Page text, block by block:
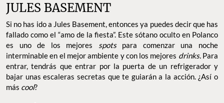
JULES BASEMENT
Si no has ido a Jules Basement, entonces ya puedes decir que has
fallado como el “amo de la fiesta”. Este sótano oculto en Polanco
es uno de los mejores spots para comenzar una noche
interminable en el mejor ambiente y con los mejores drinks. Para
entrar, tendrás que entrar por la puerta de un refrigerador y
bajar unas escaleras secretas que te guiarán a la acción. ¿Así o
más cool?